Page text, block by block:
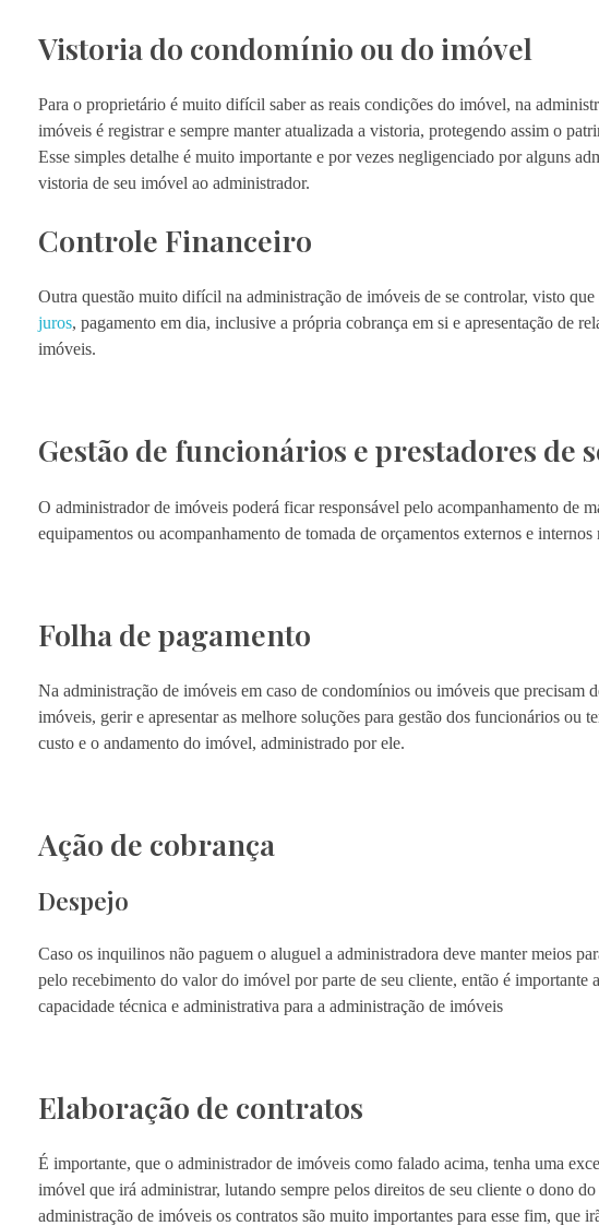
Vistoria do condomínio ou do imóvel
Para o proprietário é muito difícil saber as reais condições do imóvel, na
imóveis é registrar e sempre manter atualizada a vistoria, protegendo assim o
Esse simples detalhe é muito importante e por vezes negligenciado por alguns
vistoria de seu imóvel ao administrador.
Controle Financeiro
Outra questão muito difícil na administração de imóveis de se controlar, visto
juros, pagamento em dia, inclusive a própria cobrança em si e apresentação de
imóveis.
Gestão de funcionários e prestadores de
O administrador de imóveis poderá ficar responsável pelo acompanhamento de
equipamentos ou acompanhamento de tomada de orçamentos externos e
Folha de pagamento
Na administração de imóveis em caso de condomínios ou imóveis que precisam
imóveis, gerir e apresentar as melhore soluções para gestão dos funcionários ou
custo e o andamento do imóvel, administrado por ele.
Ação de cobrança
Despejo
Caso os inquilinos não paguem o aluguel a administradora deve manter meios
pelo recebimento do valor do imóvel por parte de seu cliente, então é
capacidade técnica e administrativa para a administração de imóveis
Elaboração de contratos
É importante, que o administrador de imóveis como falado acima, tenha uma
imóvel que irá administrar, lutando sempre pelos direitos de seu cliente o dono
administração de imóveis os contratos são muito importantes para esse fim, que